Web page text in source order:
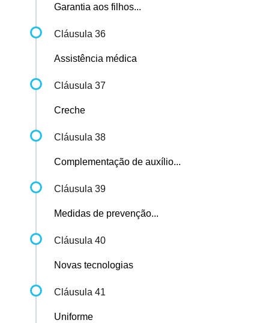
Garantia aos filhos...
Cláusula 36
Assistência médica
Cláusula 37
Creche
Cláusula 38
Complementação de auxílio...
Cláusula 39
Medidas de prevenção...
Cláusula 40
Novas tecnologias
Cláusula 41
Uniforme